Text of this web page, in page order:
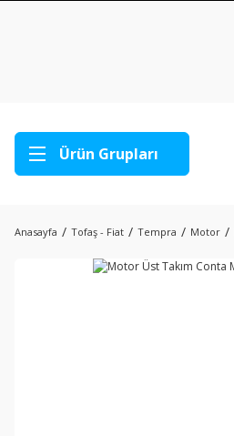
Ürün Grupları
Anasayfa Tofaş - Fiat Tempra Motor